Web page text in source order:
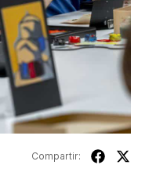
Compartir: